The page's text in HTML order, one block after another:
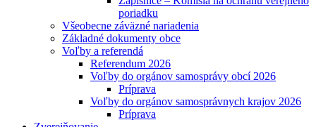
poriadku
Všeobecne záväzné nariadenia
Základné dokumenty obce
Voľby a referendá
Referendum 2026
Voľby do orgánov samosprávy obcí 2026
Príprava
Voľby do orgánov samosprávnych krajov 2026
Príprava